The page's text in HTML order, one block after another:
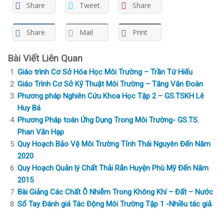
Share Tweet Share
Share Mail Print
Bài Viết Liên Quan
Giáo trình Cơ Sở Hóa Học Môi Trường – Trần Tứ Hiếu
Giáo Trình Cơ Sở Kỹ Thuật Môi Trường – Tăng Văn Đoàn
Phương pháp Nghiên Cứu Khoa Học Tập 2 – GS.TSKH Lê
Huy Bá
Phương Pháp toán Ứng Dụng Trong Môi Trường- GS.TS.
Phan Văn Hạp
Quy Hoạch Bảo Vệ Môi Trường Tỉnh Thái Nguyên Đến Năm
2020
Quy Hoạch Quản lý Chất Thải Rắn Huyện Phù Mỹ Đến Năm
2015
Bài Giảng Các Chất Ô Nhiễm Trong Không Khí – Đất – Nước
Sổ Tay Đánh giá Tác Động Môi Trường Tập 1 -Nhiều tác giả